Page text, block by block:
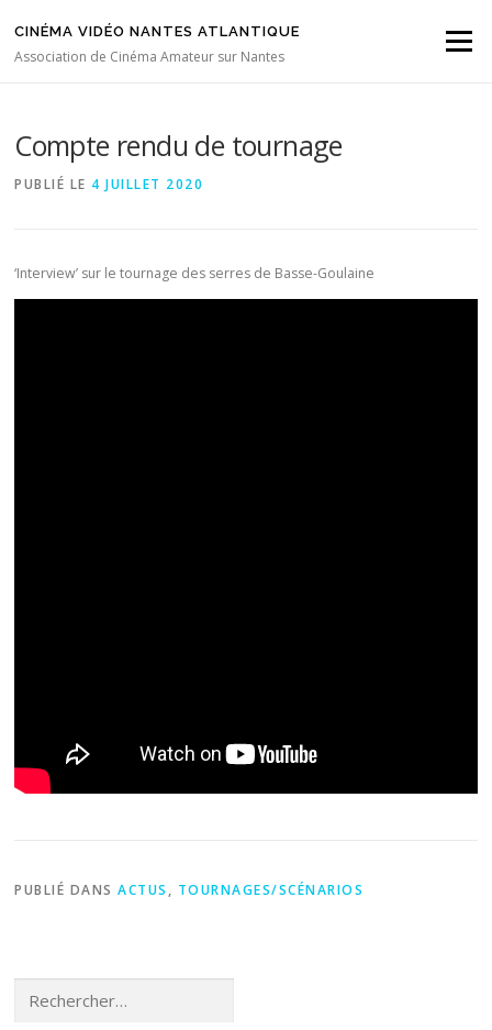
CINÉMA VIDÉO NANTES ATLANTIQUE
Association de Cinéma Amateur sur Nantes
Menu
Compte rendu de tournage
PUBLIÉ LE 4 JUILLET 2020
‘Interview’ sur le tournage des serres de Basse-Goulaine
PUBLIÉ DANSACTUS , TOURNAGES/SCÉNARIOS